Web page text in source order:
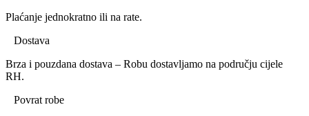
Plaćanje jednokratno ili na rate.
Dostava
Brza i pouzdana dostava – Robu dostavljamo na području cijele
RH.
Povrat robe